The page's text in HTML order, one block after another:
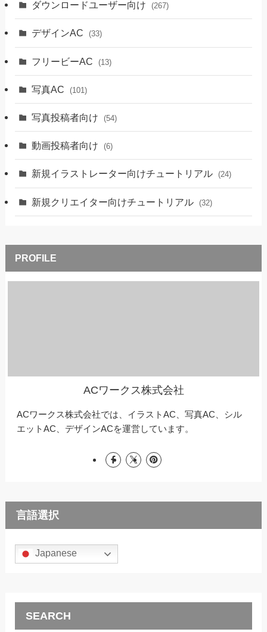
ダウンロードユーザー向け (267)
デザインAC (33)
フリービーAC (13)
写真AC (101)
写真投稿者向け (54)
動画投稿者向け (6)
新規イラストレーター向けチュートリアル (24)
新規クリエイター向けチュートリアル (32)
ACワークス株式会社
ACワークス株式会社では、イラストAC、写真AC、シル
エットAC、デザインACを運営しています。
言語選択
Japanese
SEARCH